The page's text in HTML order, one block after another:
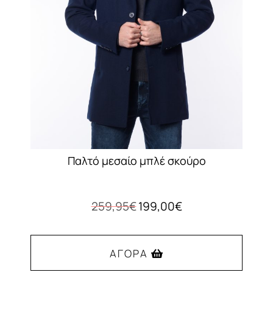
Παλτό μεσαίο μπλέ σκούρο
259,95€ Original
was:
259,95€.
199,00€Η
τιμή
ΑΓΟΡΆ